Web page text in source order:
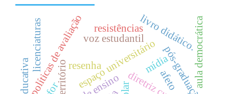
resenha
território
políticas de avaliaçãoespaço universitáriopós-graduação
mídia
livro didático.
licenciaturas voz estudantil aula democrática
afeto
resistências